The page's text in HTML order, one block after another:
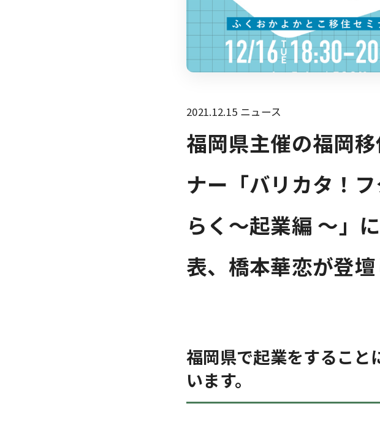
2021.12.15 ニュース
福岡県主催の福岡
ナー「バリカタ！
らく～起業編 ～」
表、橋本華恋が登壇
福岡県で起業をすること
います。